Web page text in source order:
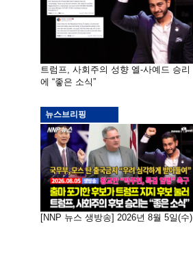
트럼프, 사회주의 성향 엘-사예드 승리
에 “좋은 소식”
뉴스브리핑
[NNP 뉴스 생방송] 2026년 8월 5일(수)